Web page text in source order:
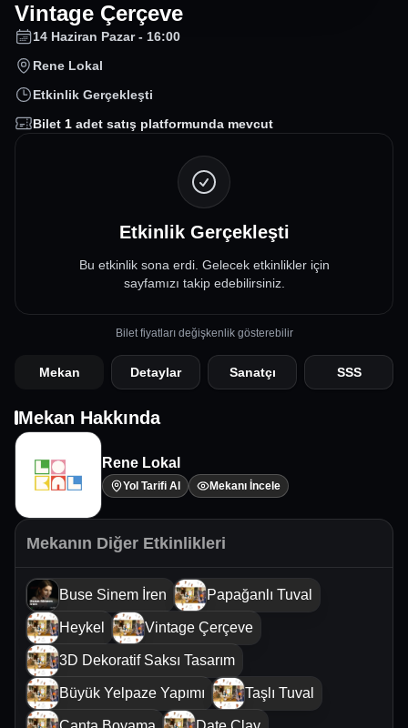
Vintage Çerçeve
14 Haziran Pazar - 16:00
Rene Lokal
Etkinlik Gerçekleşti
Bilet 1 adet satış platformunda mevcut
Etkinlik Gerçekleşti
Bu etkinlik sona erdi. Gelecek etkinlikler için
sayfamızı takip edebilirsiniz.
Bilet fiyatları değişkenlik gösterebilir
Mekan Detaylar Sanatçı SSS
Mekan Hakkında
Rene Lokal
Yol Tarifi Al Mekanı İncele
Mekanın Diğer Etkinlikleri
Buse Sinem İren Papağanlı Tuval
Heykel Vintage Çerçeve
3D Dekoratif Saksı Tasarım
Büyük Yelpaze Yapımı Taşlı Tuval